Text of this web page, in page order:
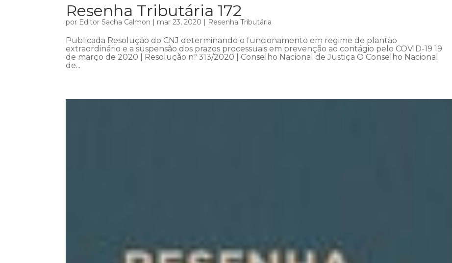
Resenha Tributária 172
por Editor Sacha Calmon | mar 23, 2020 | Resenha Tributária
Publicada Resolução do CNJ determinando o funcionamento em regime de plantão
extraordinário e a suspensão dos prazos processuais em prevenção ao contágio pelo COVID-19 19
de março de 2020 | Resolução nº 313/2020 | Conselho Nacional de Justiça O Conselho Nacional
de...